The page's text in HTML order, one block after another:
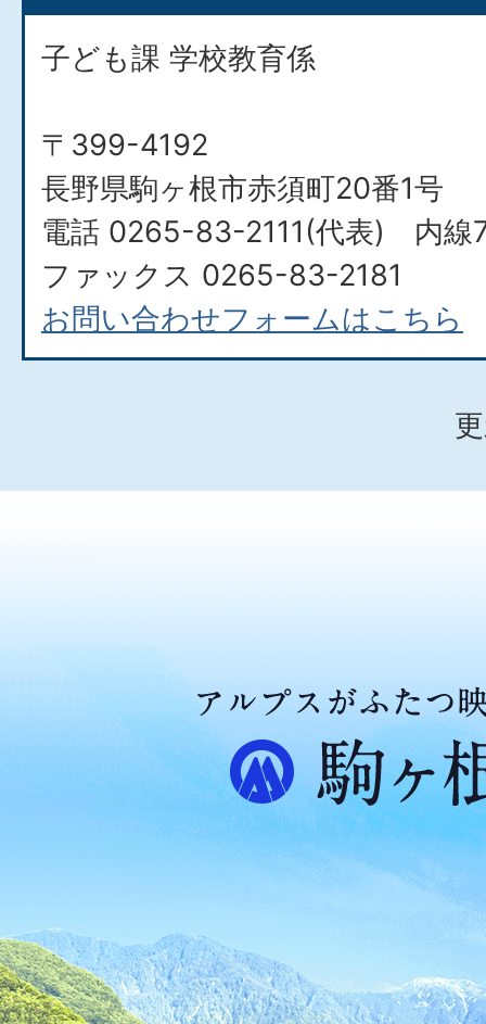
子ども課 学校教育係
〒399-4192
長野県駒ヶ根市赤須町20番1号
電話 0265-83-2111(代表) 内線
ファックス 0265-83-2181
お問い合わせフォームはこちら
ア
ル
プ
ス
が
た
つ